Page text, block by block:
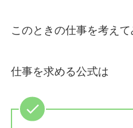
このときの仕事を考えて
仕事を求める公式は